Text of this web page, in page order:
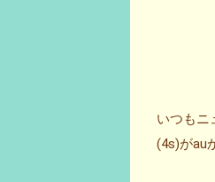
いつもニ
(4s)がau